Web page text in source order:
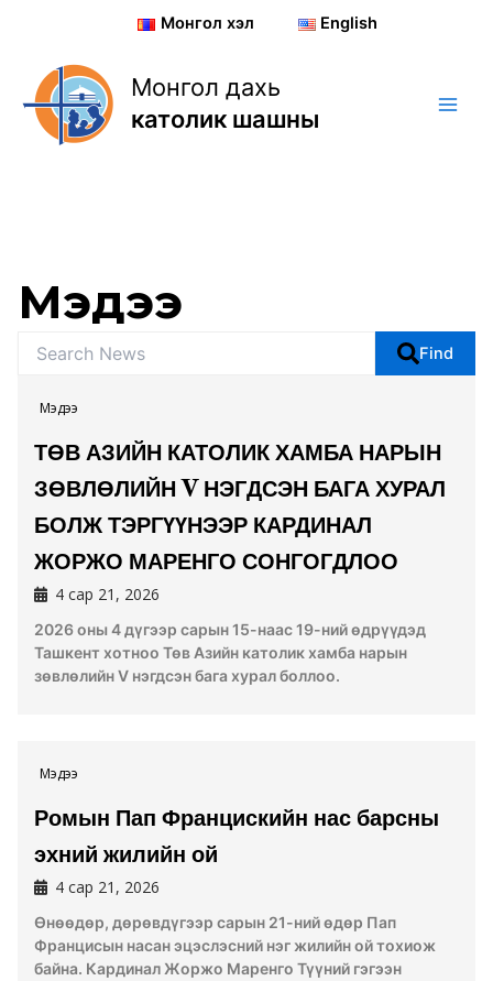
content
Монгол хэл English
Монгол дахь
католик шашны
Мэдээ
Find
Мэдээ
ТӨВ АЗИЙН КАТОЛИК ХАМБА НАРЫН
ЗӨВЛӨЛИЙН V НЭГДСЭН БАГА ХУРАЛ
БОЛЖ ТЭРГҮҮНЭЭР КАРДИНАЛ
ЖОРЖО МАРЕНГО СОНГОГДЛОО
4 сар 21, 2026
2026 оны 4 дүгээр сарын 15-наас 19-ний өдрүүдэд
Ташкент хотноо Төв Азийн католик хамба нарын
зөвлөлийн V нэгдсэн бага хурал боллоо.
Мэдээ
Ромын Пап Францискийн нас барсны
эхний жилийн ой
4 сар 21, 2026
Өнөөдөр, дөрөвдүгээр сарын 21-ний өдөр Пап
Францисын насан эцэслэсний нэг жилийн ой тохиож
байна. Кардинал Жоржо Маренго Түүний гэгээн